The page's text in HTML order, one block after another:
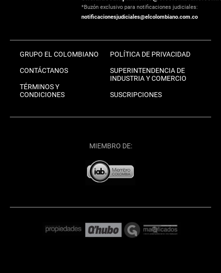
*Buzón exclusivo para notificaciones judiciales:
notificacionesjudiciales@elcolombiano.com.co
GRUPO EL COLOMBIANO
CONTÁCTANOS
TÉRMINOS Y
CONDICIONES
POLÍTICA DE PRIVACIDAD
SUPERINTENDENCIA DE
INDUSTRIA Y COMERCIO
SUSCRIPCIONES
MIEMBRO DE: